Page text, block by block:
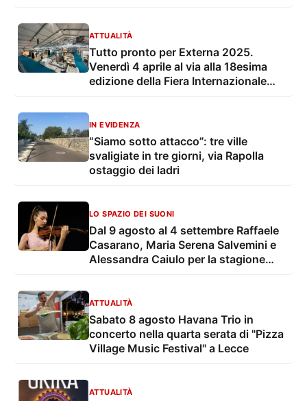
ATTUALITÀ
Tutto pronto per Externa 2025.
Venerdì 4 aprile al via alla 18esima
edizione della Fiera Internazionale
IN EVIDENZA
“Siamo sotto attacco”: tre ville
svaligiate in tre giorni, via Rapolla
ostaggio dei ladri
LO SPAZIO DEI SUONI
Dal 9 agosto al 4 settembre Raffaele
Casarano, Maria Serena Salvemini e
Alessandra Caiulo per la stagione
ATTUALITÀ
Sabato 8 agosto Havana Trio in
concerto nella quarta serata di "Pizza
Village Music Festival" a Lecce
ATTUALITÀ